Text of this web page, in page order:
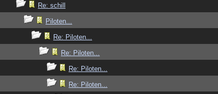
Re: schill
Piloten...
Re: Piloten...
Re: Piloten...
Re: Piloten...
Re: Piloten...